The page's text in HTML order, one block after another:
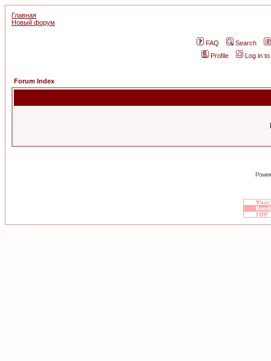
Главная
Новый форум
FAQ
Search
Profile
Log in
Forum Index